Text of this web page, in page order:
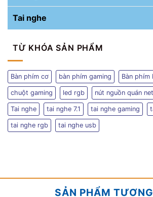
Tai nghe
TỪ KHÓA SẢN PHẨM
Bàn phím cơ bàn phím gaming Bàn phím
chuột gaming led rgb nút nguồn quán net
Tai nghe tai nghe 7.1 tai nghe gaming
tai nghe rgb tai nghe usb
SẢN PHẨM